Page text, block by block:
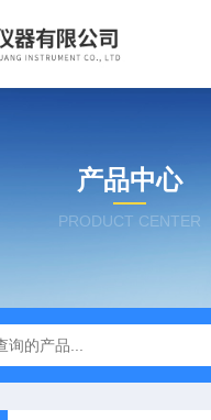
产品中心
PRODUCT CENTER